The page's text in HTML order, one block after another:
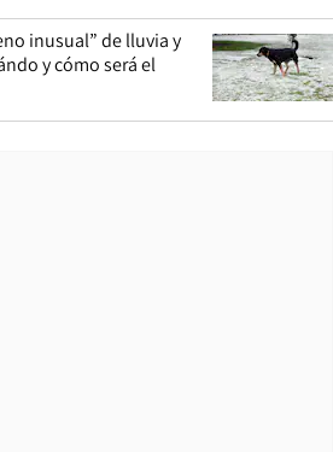
inusual” de lluvia y
y cómo será el